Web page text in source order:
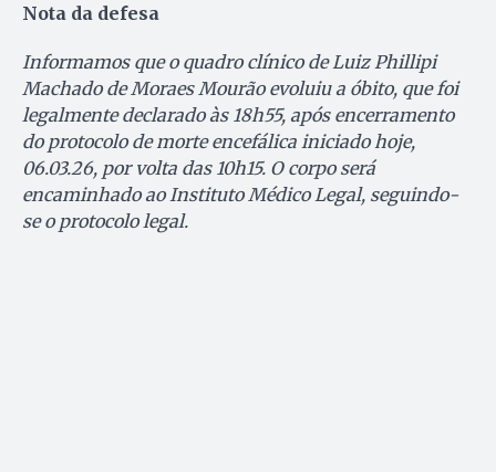
Nota da defesa
Informamos que o quadro clínico de Luiz Phillipi
Machado de Moraes Mourão evoluiu a óbito, que foi
legalmente declarado às 18h55, após encerramento
do protocolo de morte encefálica iniciado hoje,
06.03.26, por volta das 10h15. O corpo será
encaminhado ao Instituto Médico Legal, seguindo-
se o protocolo legal.